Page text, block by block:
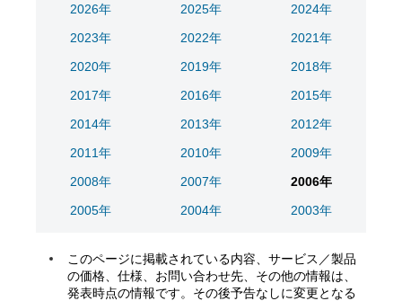
2026年 2025年
2024年
2023年
2022年
2021年
2020年
2019年
2018年
2017年
2016年
2015年
2014年
2013年
2012年
2011年
2010年
2009年
2008年
2007年
2006年
2005年
2004年 2003年
このページに掲載されている内容、サービス／製品
の価格、仕様、お問い合わせ先、その他の情報は、
発表時点の情報です。その後予告なしに変更となる